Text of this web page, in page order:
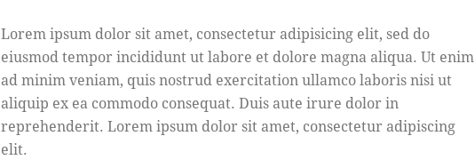
Lorem ipsum dolor sit amet, consectetur adipisicing elit, sed do
eiusmod tempor incididunt ut labore et dolore magna aliqua. Ut enim
ad minim veniam, quis nostrud exercitation ullamco laboris nisi ut
aliquip ex ea commodo consequat. Duis aute irure dolor in
reprehenderit. Lorem ipsum dolor sit amet, consectetur adipiscing
elit.